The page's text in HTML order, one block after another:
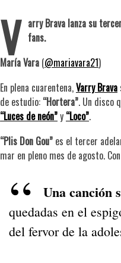
V arry Brava lanza su
fans.
María Vara (@mariavara21)
En plena cuarentena,Varry Brava
de estudio: “Hortera”. Un disco
“Luces de neón”y “Loco”.
“Plis Don Gou” es el tercer
mar en pleno mes de agosto.
Una canción
quedadas en el
del fervor de la